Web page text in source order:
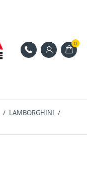
0
LAMBORGHINI